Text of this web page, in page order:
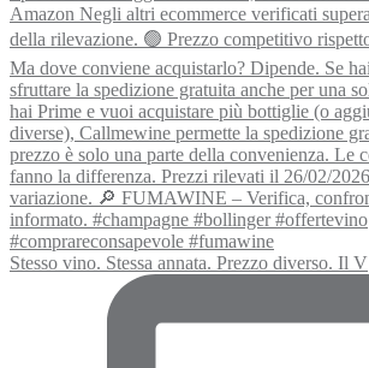
Stesso vino. Stessa annata. Prezzo diverso. Il V